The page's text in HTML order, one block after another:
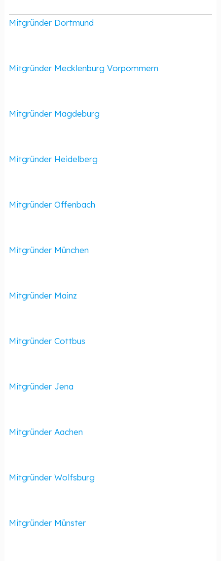
Mitgründer Dortmund
Mitgründer Mecklenburg Vorpommern
Mitgründer Magdeburg
Mitgründer Heidelberg
Mitgründer Offenbach
Mitgründer München
Mitgründer Mainz
Mitgründer Cottbus
Mitgründer Jena
Mitgründer Aachen
Mitgründer Wolfsburg
Mitgründer Münster